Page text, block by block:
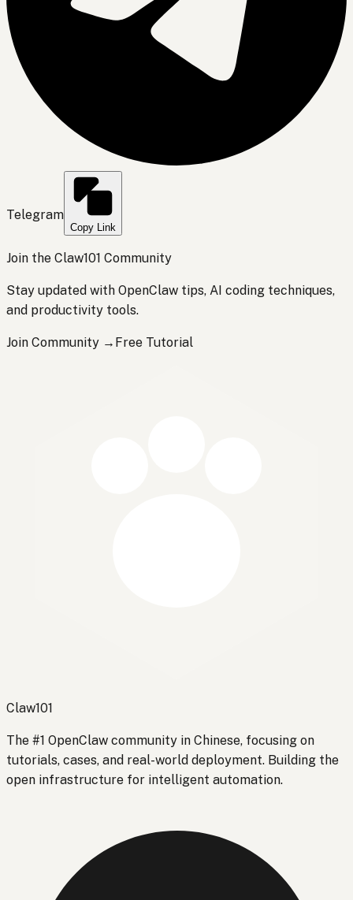
Telegram
Copy Link
Join the Claw101 Community
Stay updated with OpenClaw tips, AI coding techniques,
and productivity tools.
Join Community → Free Tutorial
Claw101
The #1 OpenClaw community in Chinese, focusing on
tutorials, cases, and real-world deployment. Building the
open infrastructure for intelligent automation.